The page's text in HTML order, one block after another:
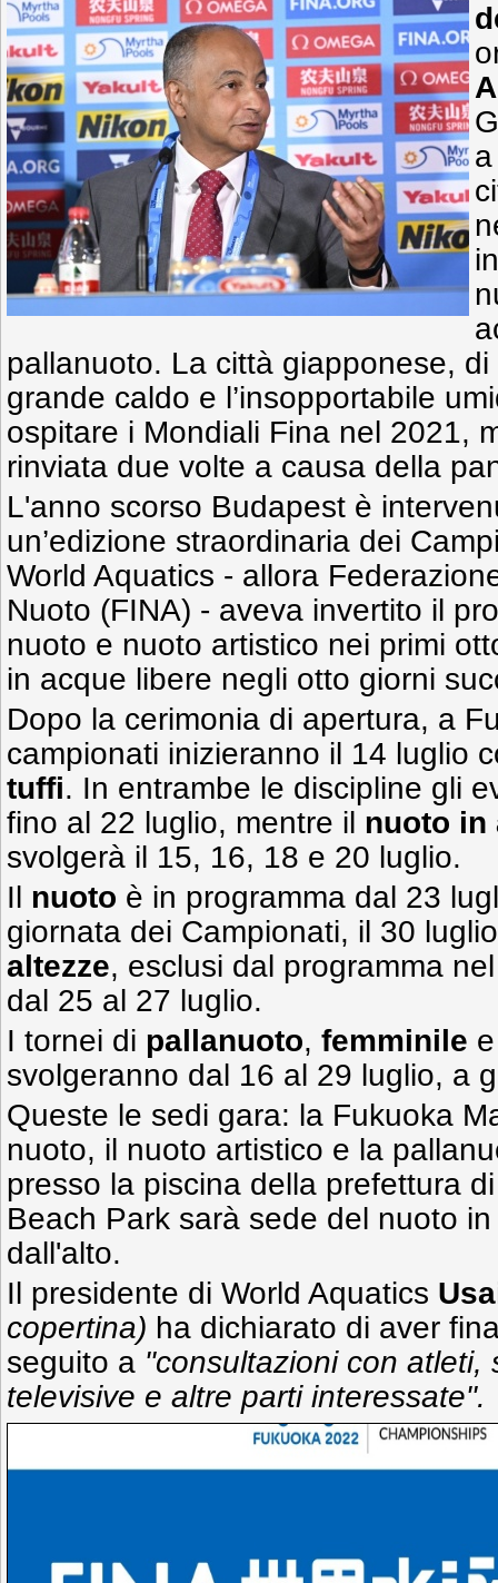
pallanuoto. La città giapponese,
grande caldo e l’insopportabile
ospitare i Mondiali Fina nel 2021,
rinviata due volte a causa della
L'anno scorso Budapest è
un’edizione straordinaria dei
World Aquatics - allora
Nuoto (FINA) - aveva invertito il
nuoto e nuoto artistico nei primi
in acque libere negli otto giorni
Dopo la cerimonia di apertura, a
campionati inizieranno il 14 luglio
tuffi. In entrambe le discipline gli
fino al 22 luglio, mentre il nuoto in
svolgerà il 15, 16, 18 e 20 luglio.
Il nuoto è in programma dal 23
giornata dei Campionati, il 30
altezze, esclusi dal programma
dal 25 al 27 luglio.
I tornei di pallanuoto, femminile
svolgeranno dal 16 al 29 luglio, a
Queste le sedi gara: la Fukuoka
nuoto, il nuoto artistico e la
presso la piscina della prefettura
Beach Park sarà sede del nuoto
dall'alto.
Il presidente di World Aquatics
copertina) ha dichiarato di aver
seguito a "consultazioni con atleti,
televisive e altre parti interessate".